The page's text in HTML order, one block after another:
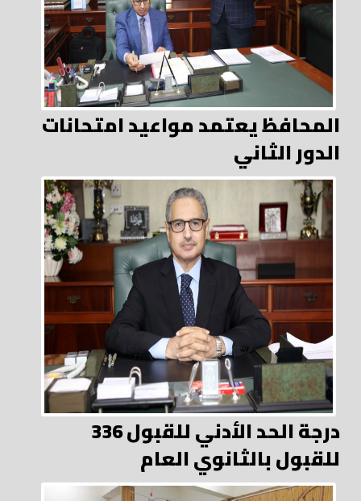
المحافظ يعتمد مواعيد امتحانات
الدور الثاني
336 درجة الحد الأدني للقبول
للقبول بالثانوي العام